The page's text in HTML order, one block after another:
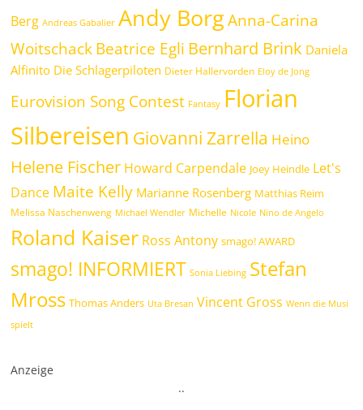
Berg Andreas Gabalier Andy Borg Anna-Carina
WoitschackBeatrice Egli Bernhard Brink Daniela
Alfinito Die Schlagerpiloten Dieter Hallervorden Eloy de Jong
Eurovision Song Contest Fantasy Florian
Silbereisen Giovanni Zarrella Heino
Helene Fischer Howard Carpendale Joey Heindle Let's
Dance Maite Kelly Marianne Rosenberg Matthias Reim
Melissa Naschenweng Michael Wendler Michelle Nicole Nino de Angelo
Roland Kaiser Ross Antony smago! AWARD
smago! INFORMIERT Sonia Liebing Stefan
Mross Thomas Anders Uta Bresan Vincent Gross Wenn die Musi
spielt
Anzeige
..